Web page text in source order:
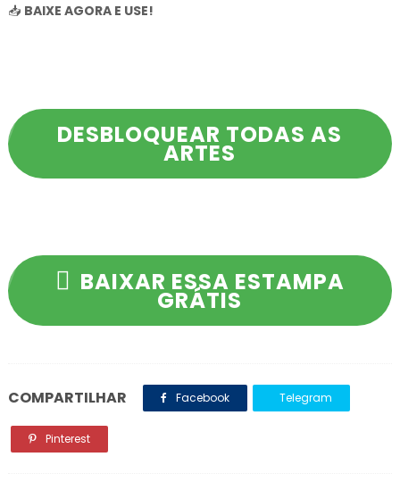
📥 BAIXE AGORA E USE!
DESBLOQUEAR TODAS AS
ARTES
BAIXAR ESSA ESTAMPA
GRÁTIS
COMPARTILHAR Facebook Telegram
Pinterest